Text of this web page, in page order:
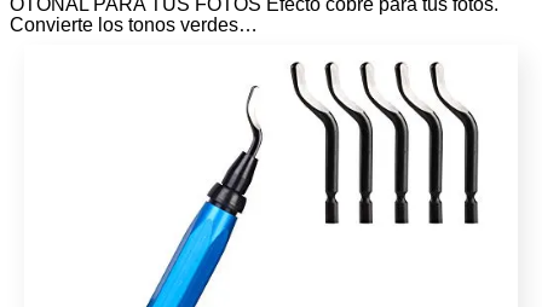
Convierte los tonos verdes…